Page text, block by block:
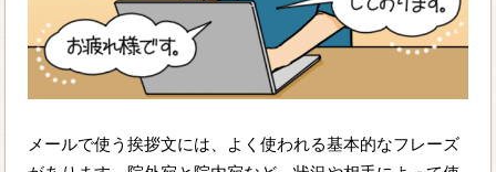
メールで使う挨拶文には、よく使われる基本的なフレーズ